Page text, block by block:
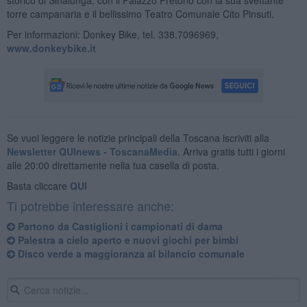
torre campanaria e il bellissimo Teatro Comunale Cito Pinsuti.
Per informazioni: Donkey Bike, tel. 338.7096969,
www.donkeybike.it
Se vuoi leggere le notizie principali della Toscana iscriviti alla
Newsletter QUInews - ToscanaMedia. Arriva gratis tutti i giorni
alle 20:00 direttamente nella tua casella di posta.
Basta cliccare QUI
Ti potrebbe interessare anche:
Partono da Castiglioni i campionati di dama
Palestra a cielo aperto e nuovi giochi per bimbi
Disco verde a maggioranza al bilancio comunale